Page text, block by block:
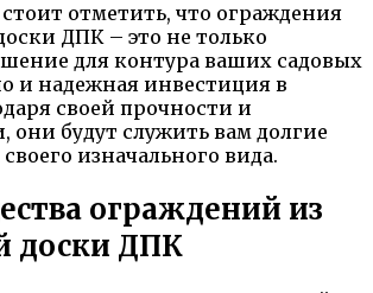
отметить, что ограждения
ДПК – это не только
для контура ваших садовых
и надежная инвестиция в
своей прочности и
они будут служить вам долгие
изначального вида.
ограждений из
доски ДПК